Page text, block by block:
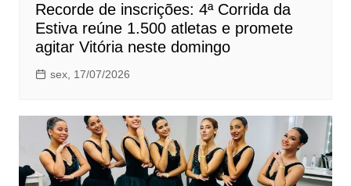
Recorde de inscrições: 4ª Corrida da
Estiva reúne 1.500 atletas e promete
agitar Vitória neste domingo
sex, 17/07/2026